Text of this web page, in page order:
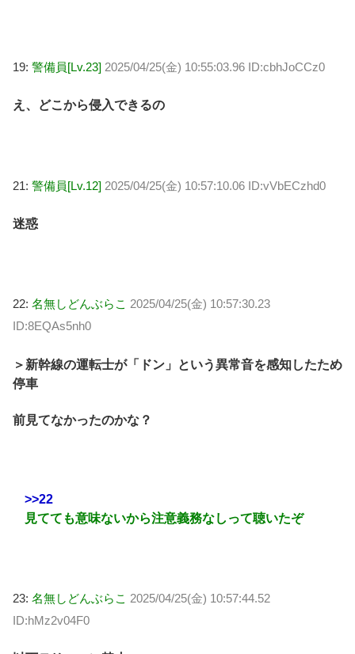
19: 警備員[Lv.23] 2025/04/25(金) 10:55:03.96 ID:cbhJoCCz0
え、どこから侵入できるの
21: 警備員[Lv.12] 2025/04/25(金) 10:57:10.06 ID:vVbECzhd0
迷惑
22: 名無しどんぶらこ 2025/04/25(金) 10:57:30.23
ID:8EQAs5nh0
＞新幹線の運転士が「ドン」という異常音を感知したため
停車
前見てなかったのかな？
>>22
見てても意味ないから注意義務なしって聴いたぞ
23: 名無しどんぶらこ 2025/04/25(金) 10:57:44.52
ID:hMz2v04F0